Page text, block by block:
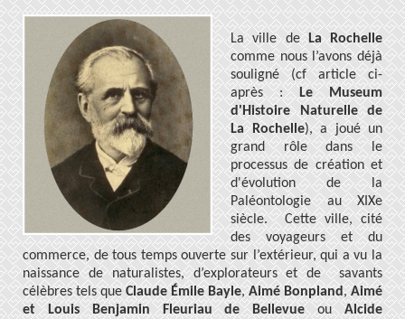
La ville de La Rochelle
comme nous l’avons déjà
souligné (cf article ci-
après :
Le Museum
d'Histoire Naturelle de
La Rochelle), a joué un
grand rôle dans le
processus de création et
d'évolution de la
Paléontologie au XIXe
siècle. Cette ville, cité
des voyageurs et du
commerce, de tous temps ouverte sur l’extérieur, qui a vu la
naissance de naturalistes, d’explorateurs et de savants
célèbres tels que Claude Émile Bayle, Aimé Bonpland, Aimé
et Louis Benjamin Fleuriau de Bellevue
ou
Alcide